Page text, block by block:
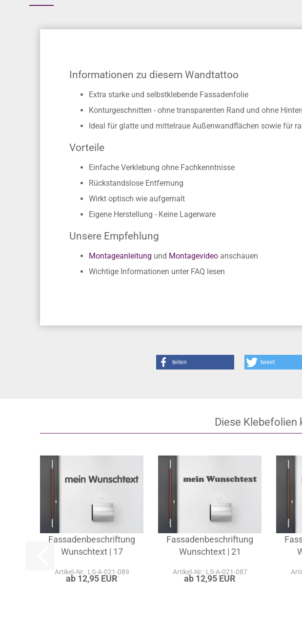
Informationen zu diesem Wandtattoo
Extra starke und selbstklebende Fassadenfolie
Konturgeschnitten - ohne transparenten Rand und ohne
Ideal für glatte und mittelraue Außenwandflächen sowie für
Vorteile
Einfache Verklebung ohne Fachkenntnisse
Rückstandslose Entfernung
Wirkt optisch wie aufgemalt
Eigene Herstellung - Keine Lagerware
Unsere Empfehlung
Montageanleitung und Montagevideo anschauen
Wichtige Informationen unter FAQ lesen
teilen tweet
Diese Klebefolien
Fassadenbeschriftung
Wunschtext | 17
Artikel‑Nr.: LS-A-021-089
ab 12,95 EUR
Fassadenbeschriftung
Wunschtext | 21
Artikel‑Nr.: LS-A-021-087
ab 12,95 EUR